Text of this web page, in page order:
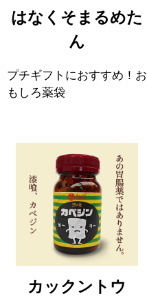
はなくそまるめた
ん
プチギフトにおすすめ！お
もしろ薬袋
カックントウ